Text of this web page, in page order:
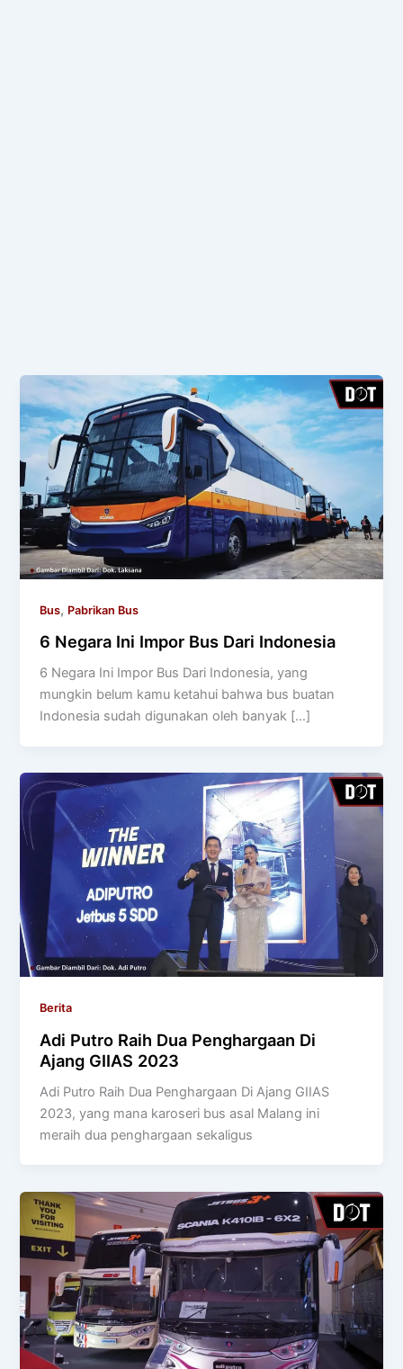
Bus, Pabrikan Bus
6 Negara Ini Impor Bus Dari Indonesia
6 Negara Ini Impor Bus Dari Indonesia, yang
mungkin belum kamu ketahui bahwa bus buatan
Indonesia sudah digunakan oleh banyak […]
Berita
Adi Putro Raih Dua Penghargaan Di
Ajang GIIAS 2023
Adi Putro Raih Dua Penghargaan Di Ajang GIIAS
2023, yang mana karoseri bus asal Malang ini
meraih dua penghargaan sekaligus